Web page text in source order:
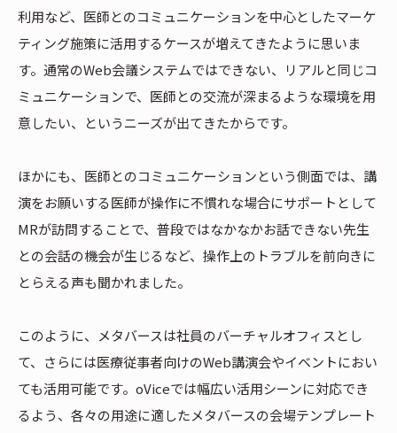
利用など、医師とのコミュニケーションを中心としたマーケ
ティング施策に活用するケースが増えてきたように思いま
す。通常のWeb会議システムではできない、リアルと同じコ
ミュニケーションで、医師との交流が深まるような環境を用
意したい、というニーズが出てきたからです。
ほかにも、医師とのコミュニケーションという側面では、講
演をお願いする医師が操作に不慣れな場合にサポートとして
MRが訪問することで、普段ではなかなかお話できない先生
との会話の機会が生じるなど、操作上のトラブルを前向きに
とらえる声も聞かれました。
このように、メタバースは社員のバーチャルオフィスとし
て、さらには医療従事者向けのWeb講演会やイベントにおい
ても活用可能です。oViceでは幅広い活用シーンに対応でき
るよう、各々の用途に適したメタバースの会場テンプレート